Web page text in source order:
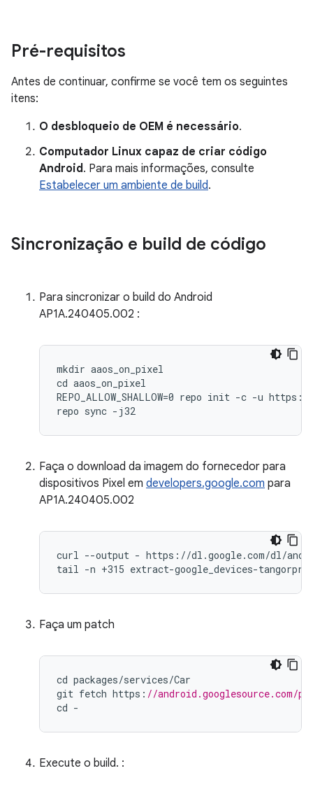
Pré-requisitos
Antes de continuar, confirme se você tem os seguintes
itens:
O desbloqueio de OEM é necessário.
Computador Linux capaz de criar código
Android. Para mais informações, consulte
Estabelecer um ambiente de build.
Sincronização e build de código
Para sincronizar o build do Android
AP1A.240405.002 :
mkdir aaos_on_pixel
cd aaos_on_pixel
REPO_ALLOW_SHALLOW=0 repo init -c -u
repo sync -j32
Faça o download da imagem do fornecedor para
dispositivos Pixel em developers.google.com para
AP1A.240405.002
curl --output - https://dl.google.com/dl/
tail -n +315 extract-google_devices-
Faça um patch
cd packages/services/Car
git fetch https : //android.googlesource.com/
cd -
Execute o build. :